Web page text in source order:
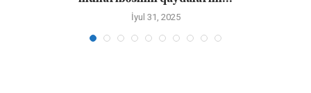
İyul 31, 2025